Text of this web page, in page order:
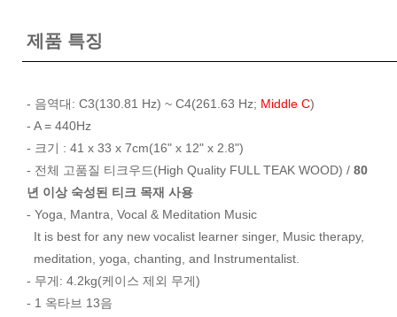
제품 특징
- 음역대: C3(130.81 Hz) ~ C4(261.63 Hz; Middle C)
- A = 440Hz
- 크기 : 41 x 33 x 7cm(16" x 12" x 2.8")
- 전체 고품질 티크우드(High Quality FULL TEAK WOOD) / 80
년 이상 숙성된 티크 목재 사용
- Yoga, Mantra, Vocal & Meditation Music
It is best for any new vocalist learner singer, Music therapy,
meditation, yoga, chanting, and Instrumentalist.
- 무게: 4.2kg(케이스 제외 무게)
- 1 옥타브 13음